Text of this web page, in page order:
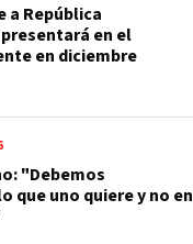
a República
en el
en diciembre
"Debemos
que uno quiere y no en